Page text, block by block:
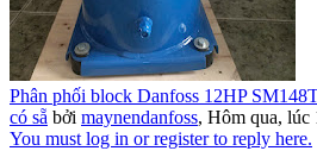
Phân phối block Danfoss 12HP
có sẵ bởi maynendanfoss, Hôm qua, lúc
You must log in or register to reply here.